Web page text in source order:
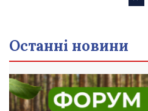
Останні новини